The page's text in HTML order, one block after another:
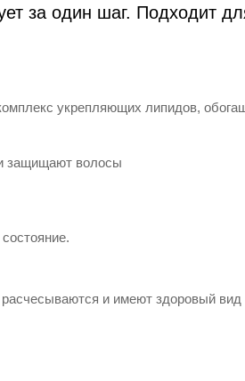
за один шаг. Подходит
укрепляющих липидов,
защищают волосы
расчесываются и имеют здоровый вид